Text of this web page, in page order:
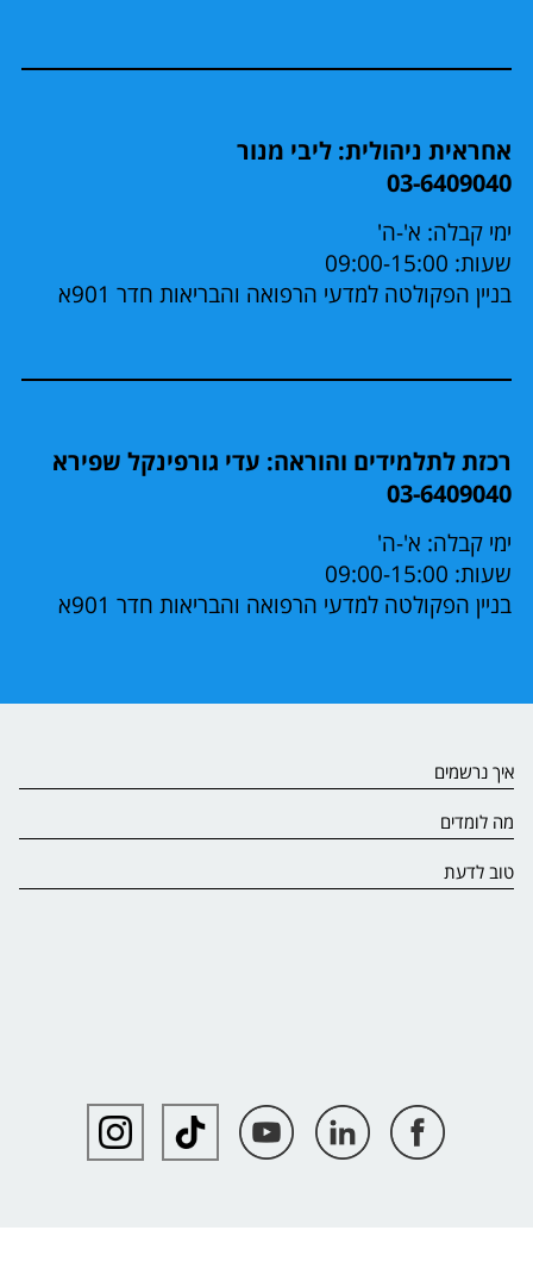
אחראית ניהולית: ליבי מנור
03-6409040
ימי קבלה: א'-ה'
שעות: 09:00-15:00
בניין הפקולטה למדעי הרפואה והבריאות חדר 901א
רכזת לתלמידים והוראה: עדי גורפינקל שפירא
03-6409040
ימי קבלה: א'-ה'
שעות: 09:00-15:00
בניין הפקולטה למדעי הרפואה והבריאות חדר 901א
איך נרשמים
מה לומדים
טוב לדעת